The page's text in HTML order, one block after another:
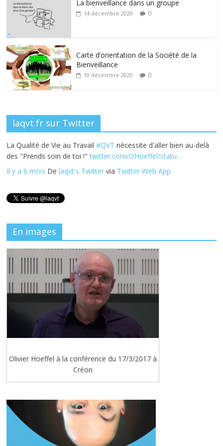
b
o
o
k
er e e g
La bienveillance dans un groupe
14 décembre 2020 0
Carte d’orientation de la Société de la
Bienveillance
10 décembre 2020 0
laqvt.fr sur Twitter
La Qualité de Vie au Travail#QVT nécessite d'aller bien au-delà
des "Prends soin de toi !"twitter.com/OHoeffel/statu…
Il y a 6 mois Delaqvt's Twitter via Twitter Web App
En images
Olivier Hoeffel à la conférence du 17/3/2017 à
Créon